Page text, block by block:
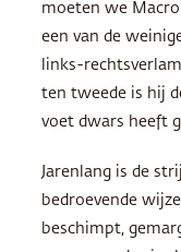
moeten we
een van de
links-
ten tweede is hij
voet dwars heeft
Jarenlang is de
bedroevende
beschimpt,